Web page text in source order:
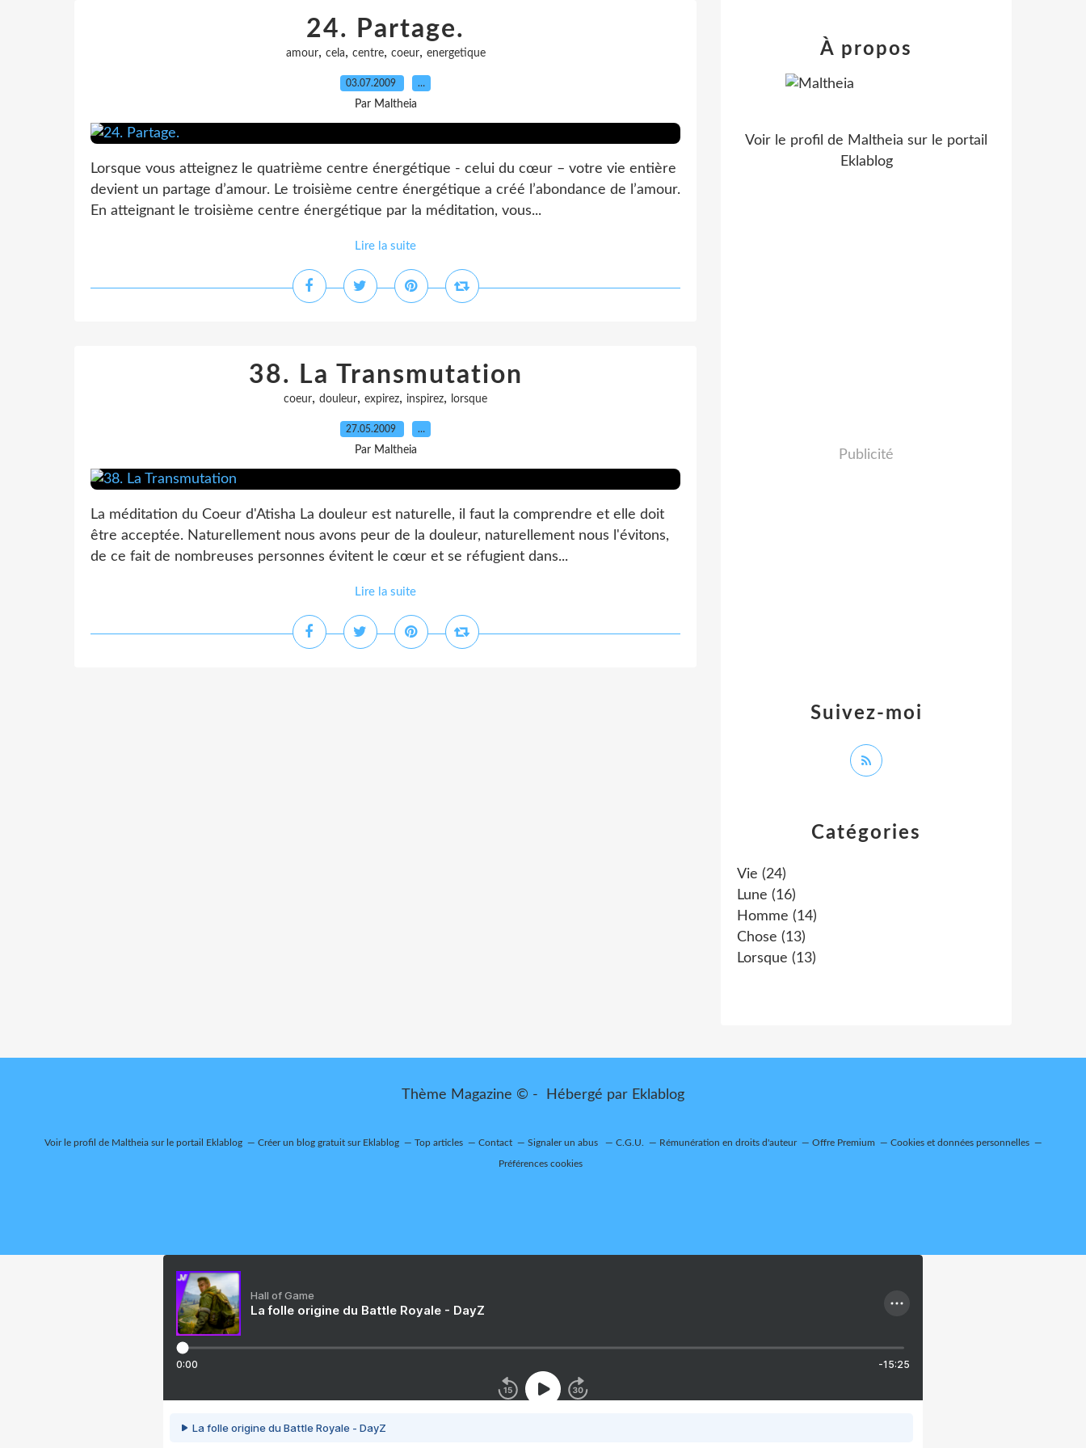
24. Partage.
amour, cela, centre, coeur, energetique
03.07.2009 …
Par Maltheia
Lorsque vous atteignez le quatrième centre énergétique - celui du cœur – votre vie entière
devient un partage d’amour. Le troisième centre énergétique a créé l’abondance de l’amour.
En atteignant le troisième centre énergétique par la méditation, vous...
Lire la suite
38. La Transmutation
coeur, douleur, expirez, inspirez, lorsque
27.05.2009 …
Par Maltheia
La méditation du Coeur d'Atisha La douleur est naturelle, il faut la comprendre et elle doit
être acceptée. Naturellement nous avons peur de la douleur, naturellement nous l'évitons,
de ce fait de nombreuses personnes évitent le cœur et se réfugient dans...
Lire la suite
Catégories
Vie (24)
Lune (16)
Homme (14)
Chose (13)
Lorsque (13)
Suivez-moi
À propos
Voir le profil de Maltheia sur le portail
Eklablog
Publicité
Thème Magazine © - Hébergé par Eklablog
Voir le profil de Maltheiasur le portail Eklablog Créer un blog gratuit sur Eklablog Top articles Contact Signaler un abus C.G.U. Rémunération en droits d'auteur Offre Premium Cookies et données personnelles
Préférences cookies
Hall of Game
La folle origine du Battle Royale - DayZ
0:00 -15:25
La folle origine du Battle Royale - DayZ